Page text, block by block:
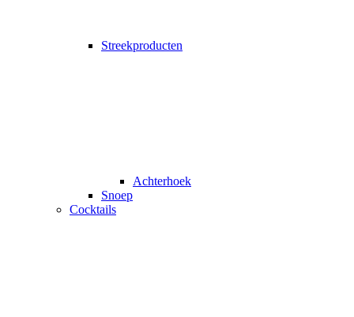
Streekproducten
Achterhoek
Snoep
Cocktails